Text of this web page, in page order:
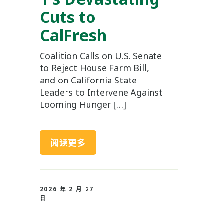
Cuts to
CalFresh
Coalition Calls on U.S. Senate
to Reject House Farm Bill,
and on California State
Leaders to Intervene Against
Looming Hunger […]
阅读更多
2026 年 2 月 27
日